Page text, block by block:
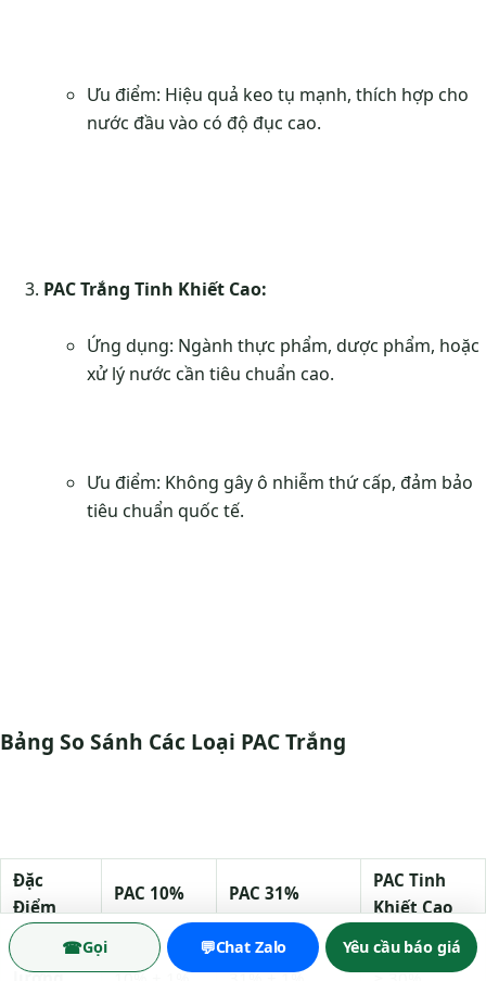
Ưu điểm: Hiệu quả keo tụ mạnh, thích hợp cho
nước đầu vào có độ đục cao.
PAC Trắng Tinh Khiết Cao:
Ứng dụng: Ngành thực phẩm, dược phẩm, hoặc
xử lý nước cần tiêu chuẩn cao.
Ưu điểm: Không gây ô nhiễm thứ cấp, đảm bảo
tiêu chuẩn quốc tế.
Bảng So Sánh Các Loại PAC Trắng
Đặc
Điểm
PAC 10% PAC 31%
PAC Tinh
Khiết Cao
☎Gọi 💬Chat Zalo Yêu cầu báo giá